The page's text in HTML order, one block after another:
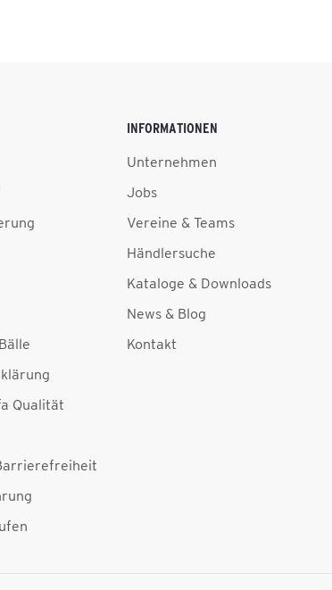
Qualität
INFORMATIONEN
Unternehmen
Jobs
Vereine & Teams
Händlersuche
Kataloge & Downloads
News & Blog
Kontakt